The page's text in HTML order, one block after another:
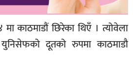
काठमाडौं छिरेका थिएँ । त्योवेला
युनिसेफको दूतको रुपमा काठमाडौ